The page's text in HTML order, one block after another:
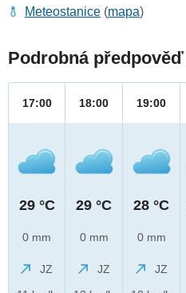
Meteostanice (mapa)
Podrobná
17:00
29 °C
0 mm
JZ
18:00
29 °C
0 mm
JZ
19:00
28 °C
0 mm
JZ